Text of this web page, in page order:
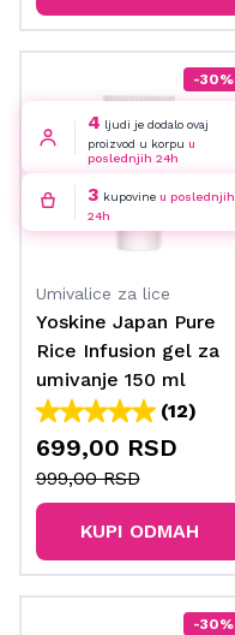
4 ljudi je dodalo ovaj
proizvod u korpu u
poslednjih 24h
3 kupovineu poslednjih
24h
-30%
Umivalice za lice
Yoskine Japan Pure
Rice Infusion gel za
umivanje 150 ml
(12)
699,00 RSD
999,00 RSD
KUPI ODMAH
-30%